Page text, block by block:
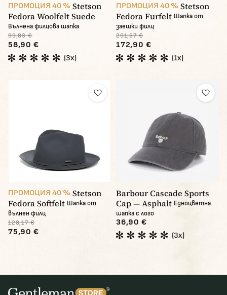
ПРОМОЦИЯ 40 % Stetson
Fedora Woolfelt Suede
Вълнена филцова шапка
99,83 €
58,90 €
(3x)
ПРОМОЦИЯ 40 % Stetson
Fedora Furfelt Шапка от
заешки филц
291,67 €
172,90 €
(1x)
ПРОМОЦИЯ 40 % Stetson
Fedora Softfelt Шапка от
вълнен филц
128,17 €
75,90 €
Barbour Cascade Sports
Cap — Asphalt Едноцветна
шапка с лого
36,90 €
(3x)